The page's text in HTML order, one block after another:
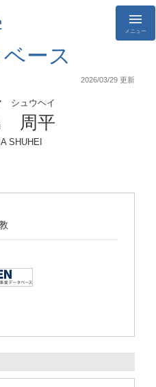
ース
メニュー
2026/03/29 更新
シュウヘイ
周平
SHUHEI